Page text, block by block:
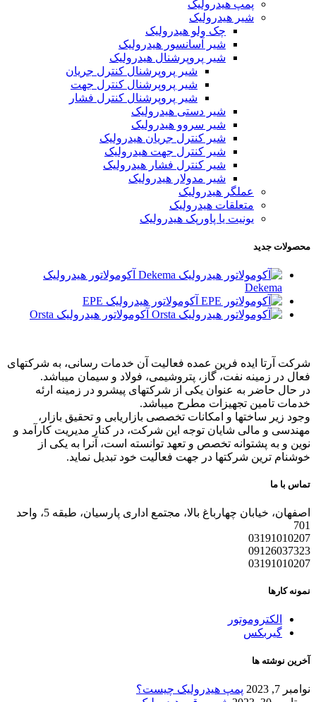
پمپ هیدرولیک
شیر هیدرولیک
چک ولو هیدرولیک
شیر آسانسور هیدرولیک
شیر پروپرشنال هیدرولیک
شیر پروپرشنال کنترل جریان
شیر پروپرشنال کنترل جهت
شیر پروپرشنال کنترل فشار
شیر دستی هیدرولیک
شیر سروو هیدرولیک
شیر کنترل جریان هیدرولیک
شیر کنترل جهت هیدرولیک
شیر کنترل فشار هیدرولیک
شیر مدولار هیدرولیک
عملگر هیدرولیک
متعلقات هیدرولیک
یونیت یا پاورپک هیدرولیک
محصولات جدید
آکومولاتور هیدرولیک
Dekema
آکومولاتور هیدرولیک EPE
آکومولاتور هیدرولیک Orsta
شرکت آرتا ایده فرین عمده فعالیت آن خدمات رسانی، به شرکتهای
فعال در زمینه نفت، گاز، پتروشیمی، فولاد و سیمان میباشد.
در حال حاضر به عنوان یکی از شرکتهای پیشرو در زمینه ارئه
خدمات تامین تجهیزات مطرح میباشد.
وجود زیر ساختها و امکانات تخصصی بازاریابی و تحقیق بازار،
مهندسی و مالی شایان توجه این شرکت، در کنار مدیریت کارآمد و
نوین و به پشتوانه تخصص و تعهد توانسته است، آنرا به یکی از
خوشنام ترین شرکتها در جهت فعالیت خود تبدیل نماید.
تماس با ما
اصفهان، خیابان چهارباغ بالا، مجتمع اداری پارسیان، طبقه 5، واحد
701
03191010207
09126037323
03191010207
نمونه کارها
الکتروموتور
گیربکس
آخرین نوشته ها
نوامبر 7, 2023
پمپ هیدرولیک چیست؟